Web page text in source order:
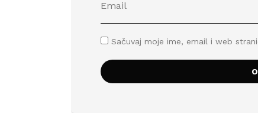
Sačuvaj moje ime, email i web